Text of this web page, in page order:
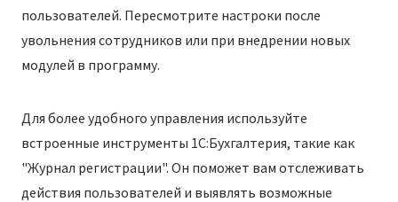
пользователей. Пересмотрите настроки после
увольнения сотрудников или при внедрении новых
модулей в программу.
Для более удобного управления используйте
встроенные инструменты 1С:Бухгалтерия, такие как
"Журнал регистрации". Он поможет вам отслеживать
действия пользователей и выявлять возможные